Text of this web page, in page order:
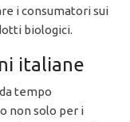
i consumatori sui
biologici.
italiane
tempo
non solo per i